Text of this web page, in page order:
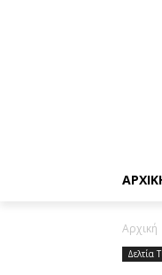
Αρχική
Δελτία